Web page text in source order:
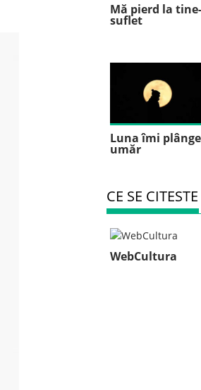
Mă pierd la
suflet
Luna îmi
umăr
CE SE
WebCultura